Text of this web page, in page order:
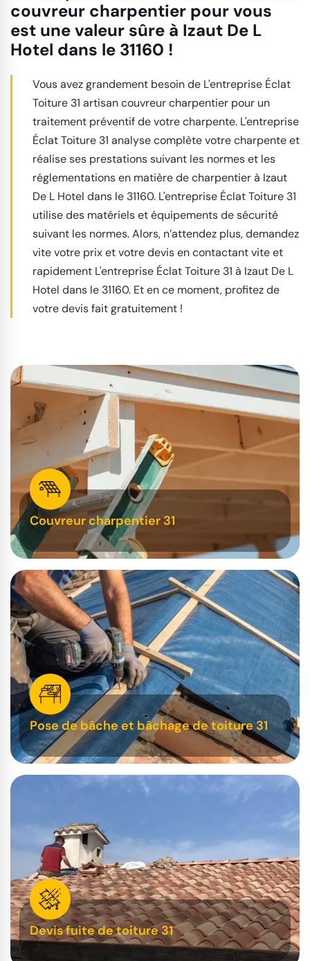
couvreur charpentier pour vous
est une valeur sûre à Izaut De L
Hotel dans le 31160 !
Vous avez grandement besoin de L'entreprise Éclat
Toiture 31 artisan couvreur charpentier pour un
traitement préventif de votre charpente. L'entreprise
Éclat Toiture 31 analyse complète votre charpente et
réalise ses prestations suivant les normes et les
réglementations en matière de charpentier à Izaut
De L Hotel dans le 31160. L'entreprise Éclat Toiture 31
utilise des matériels et équipements de sécurité
suivant les normes. Alors, n’attendez plus, demandez
vite votre prix et votre devis en contactant vite et
rapidement L'entreprise Éclat Toiture 31 à Izaut De L
Hotel dans le 31160. Et en ce moment, profitez de
votre devis fait gratuitement !
Couvreur charpentier 31
Pose de bâche et bâchage de toiture 31
Devis fuite de toiture 31